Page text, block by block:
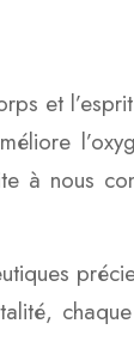
et
à nous